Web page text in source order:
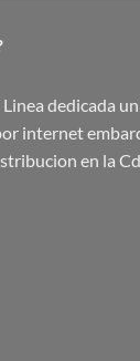
dedicada
internet
en la